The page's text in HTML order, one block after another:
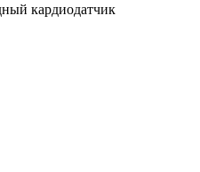
кардиодатчик